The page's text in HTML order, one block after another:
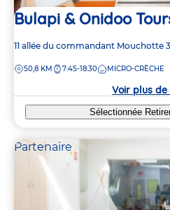
Bulapi & Onidoo
Adresse
la
11 allée du commandant Mouchotte
DISTANCE
50,8 KM 7:45-18:30 MICRO-CRÈCHE
Voir plus
Sélectionnée
Partenaire